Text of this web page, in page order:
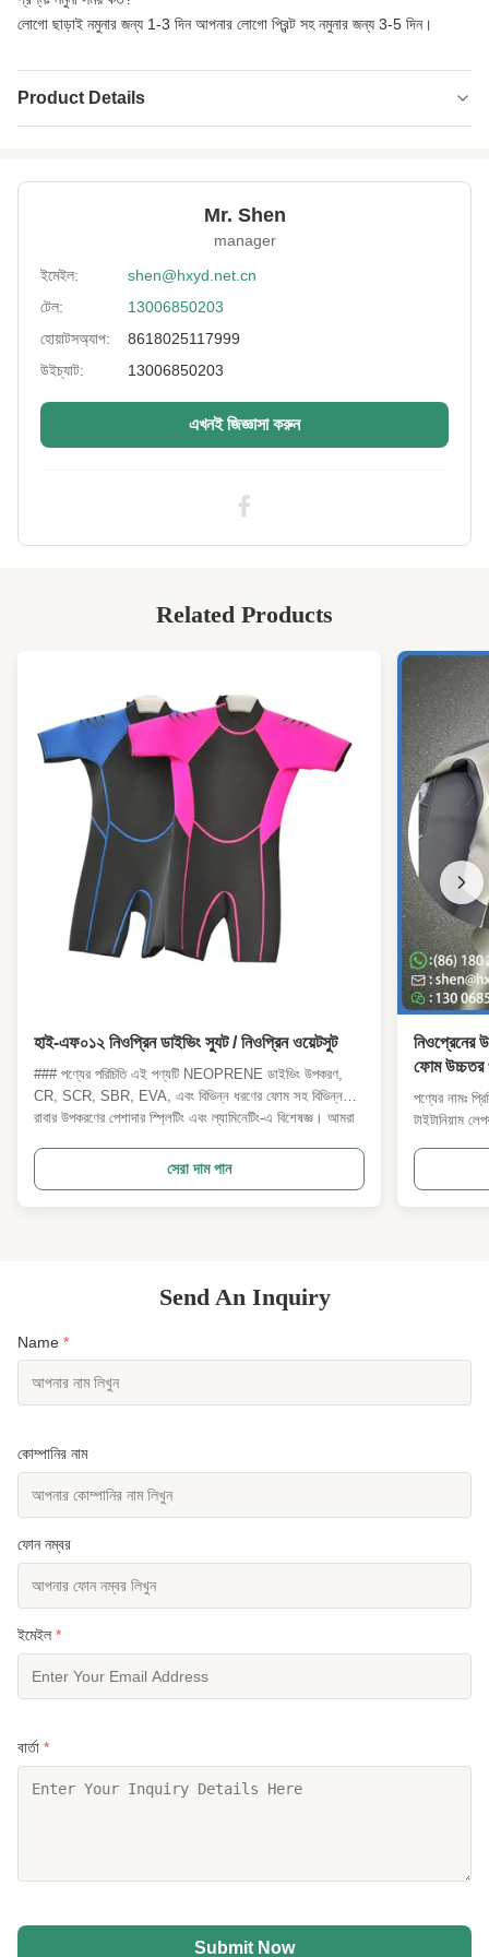
লোগো ছাড়াই নমুনার জন্য 1-3 দিন আপনার লোগো প্রিন্ট সহ নমুনার জন্য 3-5 দিন।
Product Details
Usage: ডাইভিং স্যুট, স্কুবা, লেগিংস, কাঁচুলি
Feature: জলরোধী, শকপ্রুফ, রাখুন-উষ্ণ
Process: স্তরিত
Technical: হস্তনির্মিত এবং যন্ত্রপাতি
ইয়ার্ডে লেমিনেটেড নেওপ্রেন ডুবা কাপড়
লেমিনেটেড নেওপ্রেন জলরোধী
Mr. Shen
manager
ইমেইল:
shen@hxyd.net.cn
টেল:
13006850203
হোয়াটসঅ্যাপ:
8618025117999
উইচ্যাট:
13006850203
এখনই জিজ্ঞাসা করুন
Related Products
হাই-এফ০১২ নিওপ্রিন ডাইভিং স্যুট / নিওপ্রিন ওয়েটসুট
### পণ্যের পরিচিতি এই পণ্যটি NEOPRENE ডাইভিং উপকরণ,
CR, SCR, SBR, EVA, এবং বিভিন্ন ধরণের ফোম সহ বিভিন্ন
রাবার উপকরণের পেশাদার স্প্লিটিং এবং ল্যামিনেটিং-এ বিশেষজ্ঞ। আমরা
সিরিজের পণ্য সহ মোটা এবং সূক্ষ্ম এমবসড সহ বিভিন্ন পুরুত্বের SBR
এ...
সেরা দাম পান
নিওপ্রেনের
ফোম উচ্চতর
পণ্যের নামঃ
টাইটানিয়াম
ডিজাইন
Send An Inquiry
Name *
কোম্পানির নাম
ফোন নম্বর
ইমেইল *
বার্তা *
Submit Now